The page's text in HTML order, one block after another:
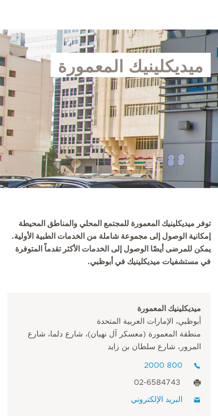
ميديكلينيك المعمورة
توفر ميديكلينيك المعمورة للمجتمع المحلي والمناطق المحيطة
إمكانية الوصول إلى مجموعة شاملة من الخدمات الطبية الأولية.
يمكن للمرضى أيضًا الوصول إلى الخدمات الأكثر تقدماً المتوفرة
في مستشفيات ميديكلينيك في أبوظبي.
ميديكلينيك المعمورة
أبوظبي، الإمارات العربية المتحدة
منطقة المعمورة (معسكر آل نهيان)، شارع دلما، شارع
المرور، شارع سلطان بن زايد
800 2000
البريد الإلكتروني